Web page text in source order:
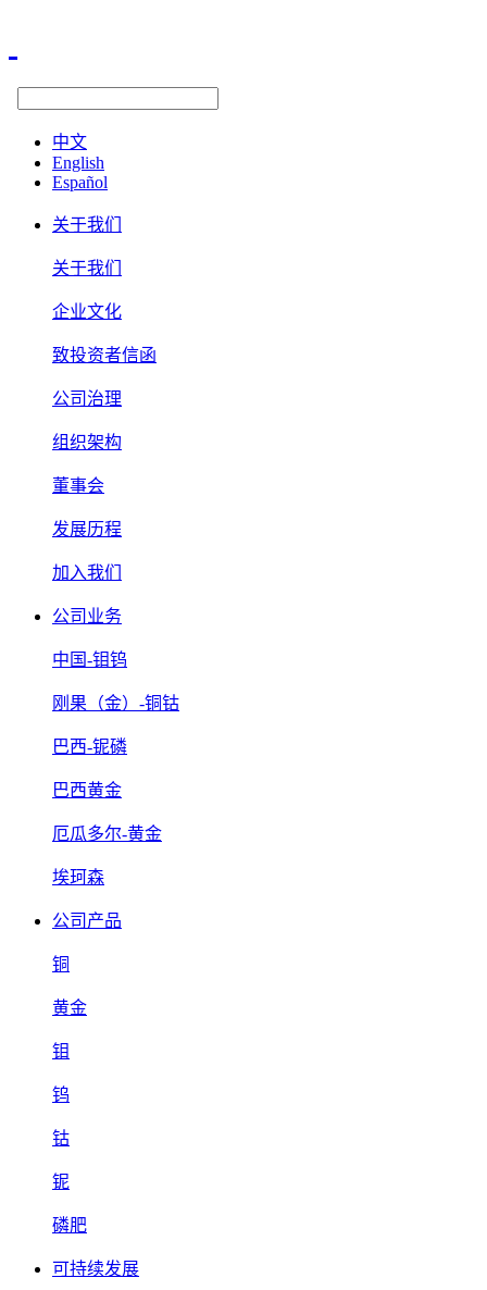
中文
English
Español
关于我们
关于我们
企业文化
致投资者信函
公司治理
组织架构
董事会
发展历程
加入我们
公司业务
中国-钼钨
刚果（金）-铜钴
巴西-铌磷
巴西黄金
厄瓜多尔-黄金
埃珂森
公司产品
铜
黄金
钼
钨
钴
铌
磷肥
可持续发展